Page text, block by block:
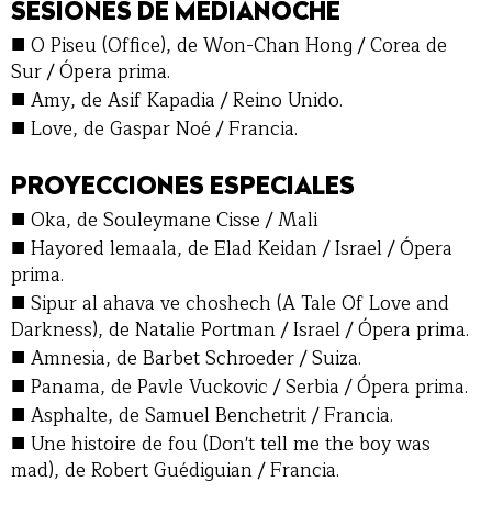
SESIONES DE MEDIANOCHE
■ O Piseu (Office), de Won-Chan Hong / Corea de
Sur / Ópera prima.
■ Amy, de Asif Kapadia / Reino Unido.
■ Love, de Gaspar Noé / Francia.
PROYECCIONES ESPECIALES
■ Oka, de Souleymane Cisse / Mali
■ Hayored lemaala, de Elad Keidan / Israel / Ópera
prima.
■ Sipur al ahava ve choshech (A Tale Of Love and
Darkness), de Natalie Portman / Israel / Ópera prima.
■ Amnesia, de Barbet Schroeder / Suiza.
■ Panama, de Pavle Vuckovic / Serbia / Ópera prima.
■ Asphalte, de Samuel Benchetrit / Francia.
■ Une histoire de fou (Don't tell me the boy was
mad), de Robert Guédiguian / Francia.